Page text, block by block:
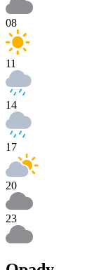
08
11
14
17
20
23